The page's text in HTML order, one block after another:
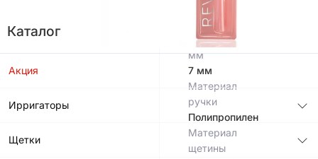
Каталог
Акция
Ирригаторы
Щетки
Длина
щетины,
мм
7 мм
Материал
ручки
Полипропилен
Материал
щетины